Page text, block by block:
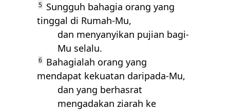
5
Sungguh bahagia orang yang
tinggal di Rumah-Mu,
dan menyanyikan pujian bagi-
Mu selalu.
6 Bahagialah orang yang
mendapat kekuatan daripada-Mu,
dan yang berhasrat
mengadakan ziarah ke